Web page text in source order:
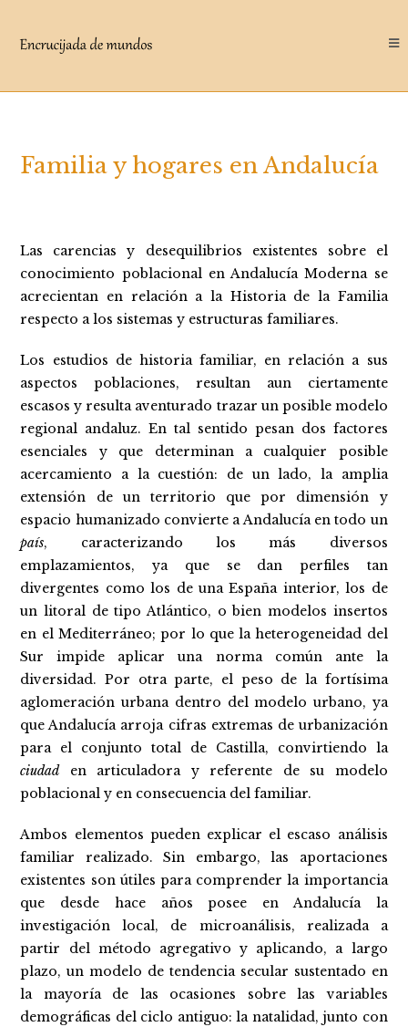
contenido
Familia y hogares en Andalucía
Las carencias y desequilibrios existentes sobre el
conocimiento poblacional en Andalucía Moderna se
acrecientan en relación a la Historia de la Familia
respecto a los sistemas y estructuras familiares.
Los estudios de historia familiar, en relación a sus
aspectos poblaciones, resultan aun ciertamente
escasos y resulta aventurado trazar un posible modelo
regional andaluz. En tal sentido pesan dos factores
esenciales y que determinan a cualquier posible
acercamiento a la cuestión: de un lado, la amplia
extensión de un territorio que por dimensión y
espacio humanizado convierte a Andalucía en todo un
país, caracterizando los más diversos
emplazamientos, ya que se dan perfiles tan
divergentes como los de una España interior, los de
un litoral de tipo Atlántico, o bien modelos insertos
en el Mediterráneo; por lo que la heterogeneidad del
Sur impide aplicar una norma común ante la
diversidad. Por otra parte, el peso de la fortísima
aglomeración urbana dentro del modelo urbano, ya
que Andalucía arroja cifras extremas de urbanización
para el conjunto total de Castilla, convirtiendo la
ciudad en articuladora y referente de su modelo
poblacional y en consecuencia del familiar.
Ambos elementos pueden explicar el escaso análisis
familiar realizado. Sin embargo, las aportaciones
existentes son útiles para comprender la importancia
que desde hace años posee en Andalucía la
investigación local, de microanálisis, realizada a
partir del método agregativo y aplicando, a largo
plazo, un modelo de tendencia secular sustentado en
la mayoría de las ocasiones sobre las variables
demográficas del ciclo antiguo: la natalidad, junto con